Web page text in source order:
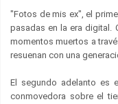
"Fotos de mis ex", el
pasadas en la era digital.
momentos muertos a
resuenan con una
El segundo adelanto es
conmovedora sobre el